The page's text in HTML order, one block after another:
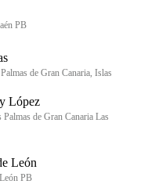
PB
de Gran Canaria, Islas
López
de Gran Canaria Las
León
PB